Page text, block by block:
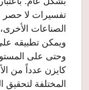
تفسيرات لا حصر
الصناعات
ويمكن تطبيقه
وحتى على
كايزن عدداً من
المختلفة